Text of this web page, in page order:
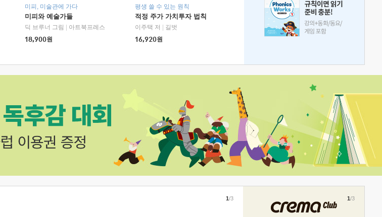
미피, 미술관에 가다
미피와 예술가들
딕 브루너 그림
아트북프레스
18,900원
평생 쓸 수 있는 원칙
적정 주가 가치투자 법칙
이주택 저
길벗
16,920원
1/3 1/3